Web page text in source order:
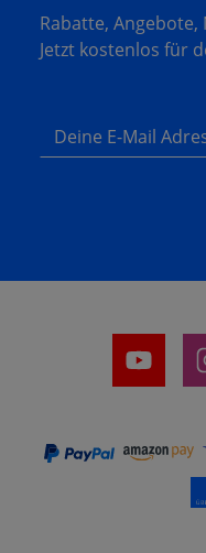
Rabatte,
Jetzt kostenlos für
Deine E-Mail